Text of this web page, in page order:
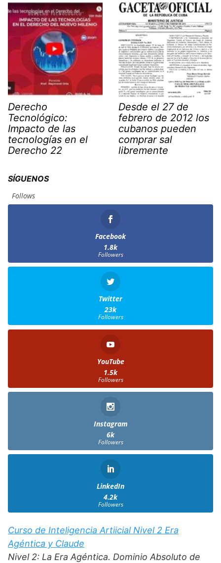
Derecho
Tecnológico:
Impacto de las
tecnologías en el
Derecho 22
Desde el 27 de
febrero de 2012 los
cubanos pueden
comprar sal
libremente
SÍGUENOS
Follows
Facebook
1.8k
Followers
Twitter
23k
Followers
YouTube
1.5k
Followers
Instagram
6k
Followers
LinkedIn
4.2k
Followers
Curso de Inteligencia Artiicial Nivel 2 Era
Agéntica y Claude
Nivel 2: La Era Agéntica. Dominio Absoluto de